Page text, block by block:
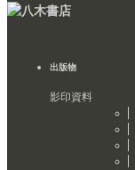
出版物
影印資料